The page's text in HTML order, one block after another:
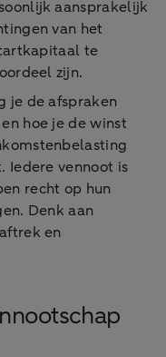
aansprakelijk
van het
te
zijn.
je de afspraken
hoe je de winst
Iedere vennoot is
recht op hun
Denk aan
en